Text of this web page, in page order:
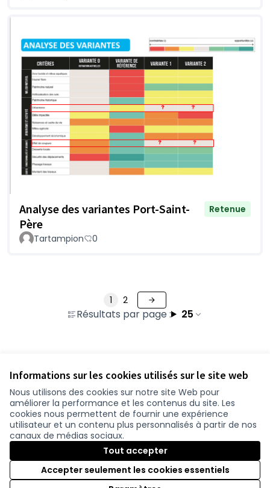
Informations sur les cookies utilisés sur le site web
Nous utilisons des cookies sur notre site Web pour
améliorer la performance et les contenus du site. Les
cookies nous permettent de fournir une expérience
utilisateur et un contenu plus personnalisés à partir de nos
canaux de médias sociaux.
Tout accepter
Accepter seulement les cookies essentiels
Analyse des variantes Port-Saint-
Père
Retenue
Tartampion 0
Résultats par page : 25
1 2
Conditions d'utilisation
Paramètres des cookies
participer.loire-atlantique.fr sur Facebook
(Lien externe)
participer.loire-atlantique.fr sur Instagram
participer.loire-atlantique.fr sur YouTube
(Lien externe)
Licence
(Lien